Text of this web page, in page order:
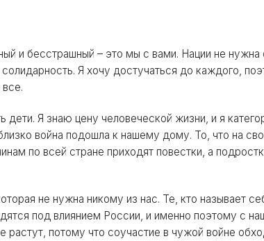
и бесстрашный – это мы с вами. Нации не
Я хочу достучаться до каждого,
дети. Я знаю цену человеческой жизни, и я
война подошла к нашему дому. То, что на
по всей стране приходят повестки, а
не нужна никому из нас. Те, кто называет
под влиянием России, и именно поэтому с
растут, потому что соучастие в чужой войне